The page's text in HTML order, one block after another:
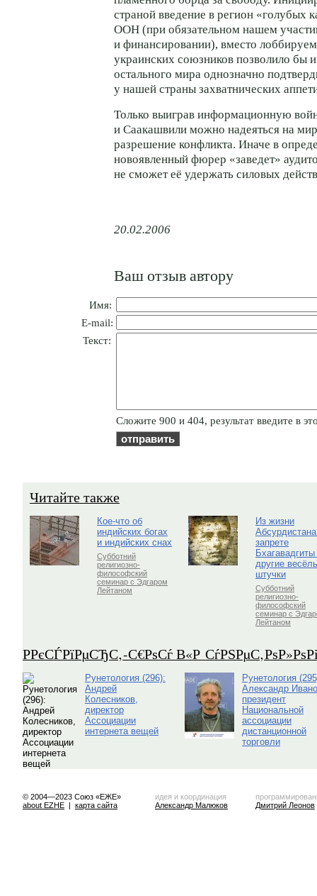
страной введение в регион «голубых
ООН (при обязательном нашем
и финансировании), вместо
украинских союзников позволило бы и
остального мира однозначно
у нашей страны захватнических
Только выиграв информационную
и Саакашвили можно надеяться на
разрешение конфликта. Иначе в
новоявленный фюрер «заведет»
не сможет её удержать силовых
20.02.2006
Ваш отзыв автору
Имя:
E-mail:
Текст:
Cлoжитe 900 и 404, результат введите в
Читайте также
Кое-что об
индийских богах
и индийских снах
Субботний
религиозно-
философский
семинар с Эдгаром
Лейтаном
Из жизни
запрете
Бхагавадгиты
другие
штучки
Субботний
религиозно-
философский
семинар с
Лейтаном
Р­РєСЃРїРµСЂС‚-С€РѕСѓ В«Р
Рунетология (296):
Андрей
Колесников,
директор
Ассоциации
интернета вещей
Рунетология
Александр
президент
Национальной
ассоциации
дистанционной
торговли
© 2004—2023 Союз «ЕЖЕ»
about EZHE | карта сайта
идея и координация
Александр Малюков
Дмитрий Леонов